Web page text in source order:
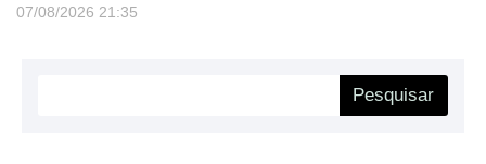
07/08/2026 21:35
Pesquisar